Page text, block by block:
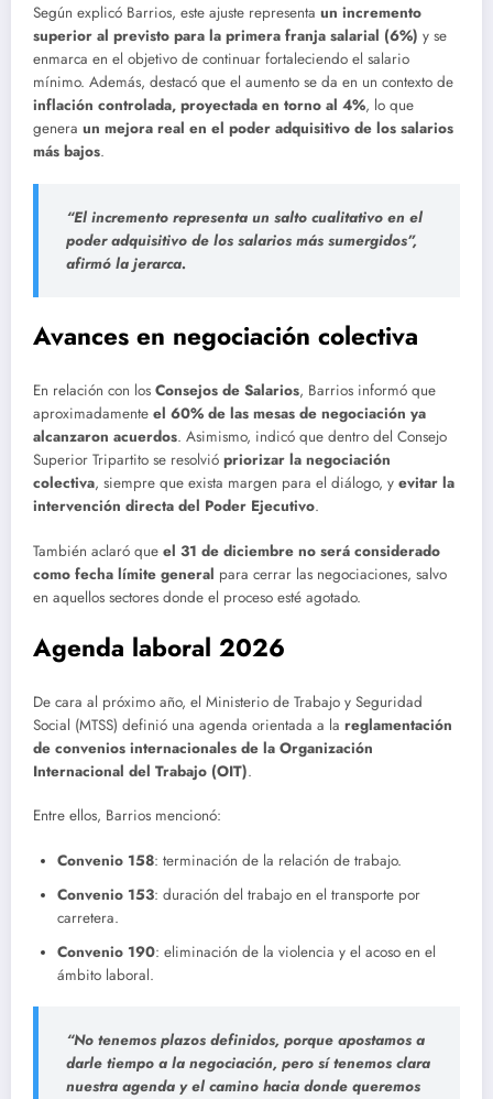
Según explicó Barrios, este ajuste representa un incremento
superior al previsto para la primera franja salarial (6%) y se
enmarca en el objetivo de continuar fortaleciendo el salario
mínimo. Además, destacó que el aumento se da en un contexto de
inflación controlada, proyectada en torno al 4%, lo que
genera un mejora real en el poder adquisitivo de los salarios
más bajos.
“El incremento representa un salto cualitativo en el
poder adquisitivo de los salarios más sumergidos”,
afirmó la jerarca.
Avances en negociación colectiva
En relación con los Consejos de Salarios, Barrios informó que
aproximadamente el 60% de las mesas de negociación ya
alcanzaron acuerdos. Asimismo, indicó que dentro del Consejo
Superior Tripartito se resolvió priorizar la negociación
colectiva, siempre que exista margen para el diálogo, y evitar la
intervención directa del Poder Ejecutivo.
También aclaró que el 31 de diciembre no será considerado
como fecha límite general para cerrar las negociaciones, salvo
en aquellos sectores donde el proceso esté agotado.
Agenda laboral 2026
De cara al próximo año, el Ministerio de Trabajo y Seguridad
Social (MTSS) definió una agenda orientada a la reglamentación
de convenios internacionales de la Organización
Internacional del Trabajo (OIT).
Entre ellos, Barrios mencionó:
Convenio 158: terminación de la relación de trabajo.
Convenio 153: duración del trabajo en el transporte por
carretera.
Convenio 190: eliminación de la violencia y el acoso en el
ámbito laboral.
“No tenemos plazos definidos, porque apostamos a
darle tiempo a la negociación, pero sí tenemos clara
nuestra agenda y el camino hacia donde queremos